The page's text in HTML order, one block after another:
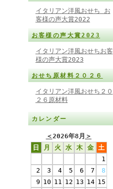
イタリアン洋風おせち お
客様の声大賞2022
お客様の声大賞2023
イタリアン洋風おせちお客
様の声大賞2023
おせち原材料２０２６
イタリアン洋風おせち２０
２６原材料
カレンダー
＜2026年8月 ＞
日
月 火 水 木 金 土
1
2
3 4 5 6 7
8
9 10 11 12 13 14 15